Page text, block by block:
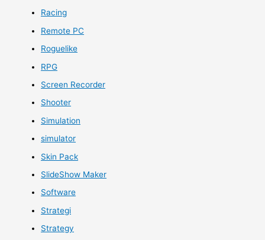
Racing
Remote PC
Roguelike
RPG
Screen Recorder
Shooter
Simulation
simulator
Skin Pack
SlideShow Maker
Software
Strategi
Strategy